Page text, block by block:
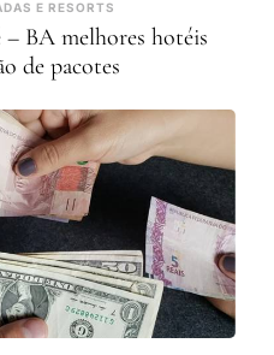
E RESORTS
– BA melhores hotéis
de pacotes